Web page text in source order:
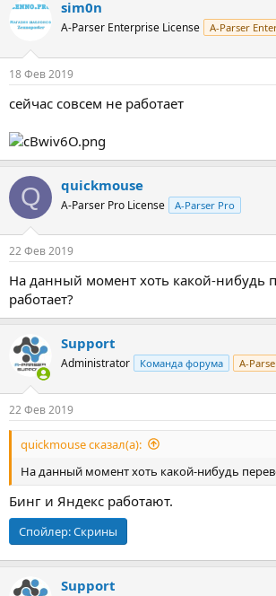
sim0n
A-Parser Enterprise License A-Parser
18 Фев 2019
сейчас совсем не работает
Q quickmouse
A-Parser Pro License A-Parser Pro
22 Фев 2019
На данный момент хоть какой-нибудь
работает?
Support
Administrator Команда форума A-
22 Фев 2019
quickmouse сказал(а):
На данный момент хоть какой-нибудь
Бинг и Яндекс работают.
Спойлер:Скрины
Support